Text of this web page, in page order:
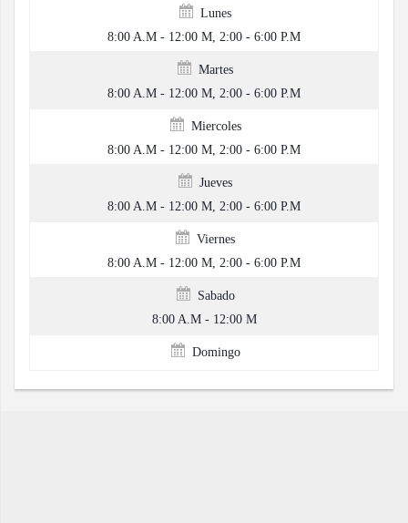
Lunes
8:00 A.M - 12:00 M, 2:00 - 6:00 P.M
Martes
8:00 A.M - 12:00 M, 2:00 - 6:00 P.M
Miercoles
8:00 A.M - 12:00 M, 2:00 - 6:00 P.M
Jueves
8:00 A.M - 12:00 M, 2:00 - 6:00 P.M
Viernes
8:00 A.M - 12:00 M, 2:00 - 6:00 P.M
Sabado
8:00 A.M - 12:00 M
Domingo